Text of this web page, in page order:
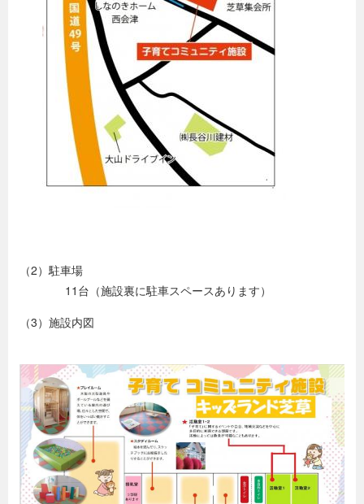
（2）駐車場
11台（施設裏に駐車スペースあります）
（3）施設内図